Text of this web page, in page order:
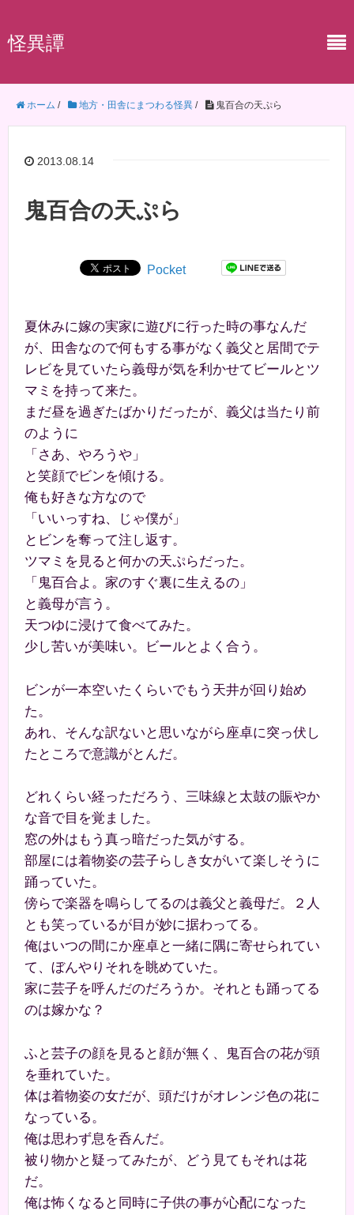
怪異譚
ホーム / 地方・田舎にまつわる怪異 / 鬼百合の天ぷら
2013.08.14
鬼百合の天ぷら
Pocket
夏休みに嫁の実家に遊びに行った時の事なんだ
が、田舎なので何もする事がなく義父と居間でテ
レビを見ていたら義母が気を利かせてビールとツ
マミを持って来た。
まだ昼を過ぎたばかりだったが、義父は当たり前
のように
「さあ、やろうや」
と笑顔でビンを傾ける。
俺も好きな方なので
「いいっすね、じゃ僕が」
とビンを奪って注し返す。
ツマミを見ると何かの天ぷらだった。
「鬼百合よ。家のすぐ裏に生えるの」
と義母が言う。
天つゆに浸けて食べてみた。
少し苦いが美味い。ビールとよく合う。
ビンが一本空いたくらいでもう天井が回り始め
た。
あれ、そんな訳ないと思いながら座卓に突っ伏し
たところで意識がとんだ。
どれくらい経っただろう、三味線と太鼓の賑やか
な音で目を覚ました。
窓の外はもう真っ暗だった気がする。
部屋には着物姿の芸子らしき女がいて楽しそうに
踊っていた。
傍らで楽器を鳴らしてるのは義父と義母だ。２人
とも笑っているが目が妙に据わってる。
俺はいつの間にか座卓と一緒に隅に寄せられてい
て、ぼんやりそれを眺めていた。
家に芸子を呼んだのだろうか。それとも踊ってる
のは嫁かな？
ふと芸子の顔を見ると顔が無く、鬼百合の花が頭
を垂れていた。
体は着物姿の女だが、頭だけがオレンジ色の花に
なっている。
俺は思わず息を呑んだ。
被り物かと疑ってみたが、どう見てもそれは花
だ。
俺は怖くなると同時に子供の事が心配になった